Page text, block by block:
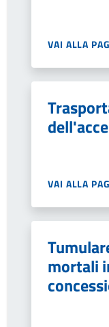
VAI ALLA
VAI ALLA
mortali